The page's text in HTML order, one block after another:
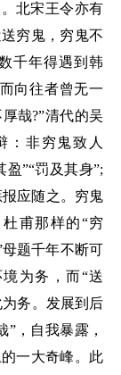
北宋王令亦有
穷鬼，穷鬼不
千年得遇到韩
向往者曾无一
哉?”清代的吴
：非穷鬼致人
”“罚及其身”;
应随之。穷鬼
甫那样的“穷
母题千年不断可
为务，而“送
务。发展到后
，自我暴露，
一大奇峰。此